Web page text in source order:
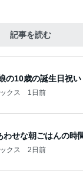
記事を読む
の10歳の誕生日祝い
クス 1日前
わせな朝ごはんの時
クス 2日前